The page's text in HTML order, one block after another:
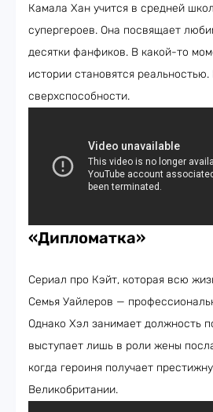
Камала Хан учится в средней
супергероев. Она посвящает
десятки фанфиков. В какой-то
истории становятся
сверхспособности.
«Дипломатка»
Сериал про Кэйт, которая всю
Семья Уайлеров —
Однако Хэл занимает должность
выступает лишь в роли жены
когда героиня получает
Великобритании.